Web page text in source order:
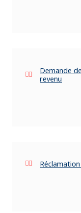
Demande
revenu